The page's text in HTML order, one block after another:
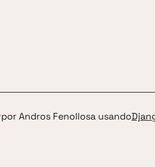
por Andros Fenollosa usando